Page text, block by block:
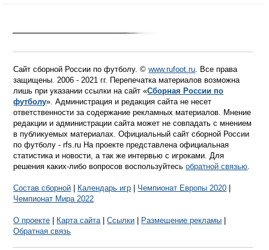
Сайт сборной России по футболу. ©www.rufoot.ru. Все права
защищены. 2006 - 2021 гг. Перепечатка материалов возможна
лишь при указании ссылки на сайт «Сборная России по
футболу». Администрация и редакция сайта не несет
ответственности за содержание рекламных материалов. Мнение
редакции и администрации сайта может не совпадать с мнением
в публикуемых материалах. Официальный сайт сборной России
по футболу - rfs.ru На проекте представлена официальная
статистика и новости, а так же интервью с игроками. Для
решения каких-либо вопросов воспользуйтесьобратной связью.
Состав сборной Календарь игр Чемпионат Европы 2020
Чемпионат Мира 2022
О проекте Карта сайта|Ссылки Размещение рекламы
Обратная связь